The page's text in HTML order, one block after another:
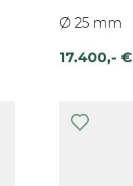
Ø 25 mm
17.400,- €